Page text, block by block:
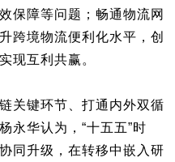
保障等问题；畅通物流网
跨境物流便利化水平，创
现互利共赢。
关键环节、打通内外双循
永华认为，“十五五”时
同升级，在转移中嵌入研